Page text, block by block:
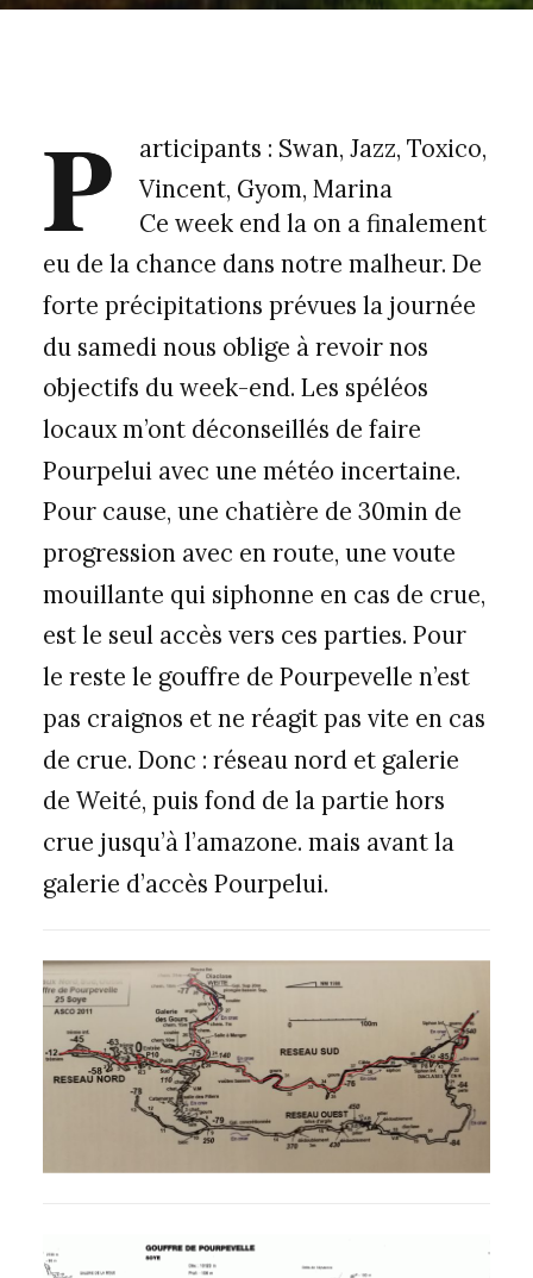
P
articipants : Swan, Jazz, Toxico,
Vincent, Gyom, Marina
Ce week end la on a finalement
eu de la chance dans notre malheur. De
forte précipitations prévues la journée
du samedi nous oblige à revoir nos
objectifs du week-end. Les spéléos
locaux m’ont déconseillés de faire
Pourpelui avec une météo incertaine.
Pour cause, une chatière de 30min de
progression avec en route, une voute
mouillante qui siphonne en cas de crue,
est le seul accès vers ces parties. Pour
le reste le gouffre de Pourpevelle n’est
pas craignos et ne réagit pas vite en cas
de crue. Donc : réseau nord et galerie
de Weité, puis fond de la partie hors
crue jusqu’à l’amazone. mais avant la
galerie d’accès Pourpelui.